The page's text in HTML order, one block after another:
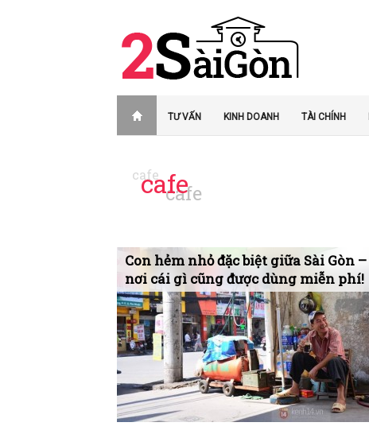
TƯ VẤN KINH DOANH TÀI CHÍNH
cafe
Con hẻm nhỏ đặc biệt giữa Sài Gòn –
nơi cái gì cũng được dùng miễn phí!